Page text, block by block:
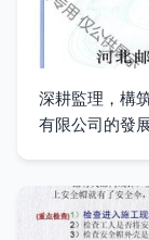
深耕監理，構
有限公司的發